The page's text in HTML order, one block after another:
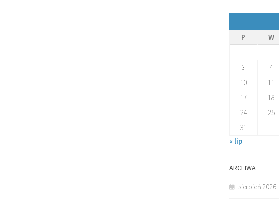
P
W
3
4
10
11
17
18
24
25
31
« lip
ARCHIWA
sierpień 2026